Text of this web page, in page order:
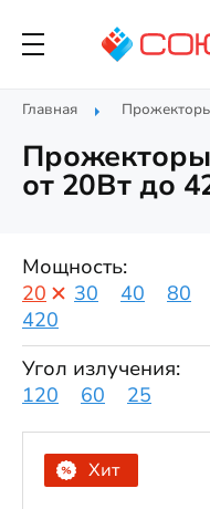
Главная
от 20Вт до
Мощность:
20
30 40 80
420
Угол излучения:
120
60 25
Хит